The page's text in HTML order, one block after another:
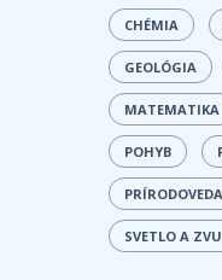
CHÉMIA
GEOLÓGIA
MATEMATIKA
POHYB
PRÍRODOVEDA
SVETLO A